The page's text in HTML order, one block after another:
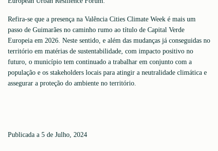
Refira-se que a presença na Valência Cities Climate Week é mais um
passo de Guimarães no caminho rumo ao título de Capital Verde
Europeia em 2026. Neste sentido, e além das mudanças já conseguidas no
território em matérias de sustentabilidade, com impacto positivo no
futuro, o município tem continuado a trabalhar em conjunto com a
população e os stakeholders locais para atingir a neutralidade climática e
assegurar a proteção do ambiente no território.
Publicada a 5 de Julho, 2024